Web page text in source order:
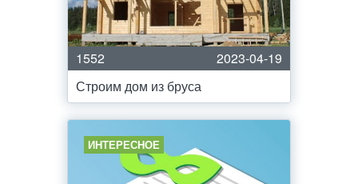
1552
2023-04-19
Строим дом из бруса
ИНТЕРЕСНОЕ